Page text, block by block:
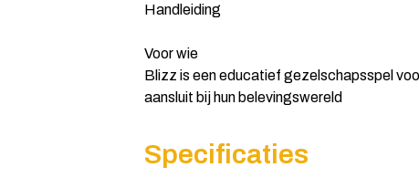
Handleiding
Voor wie
Blizz is een educatief gezelschapsspel
aansluit bij hun belevingswereld
Specificaties